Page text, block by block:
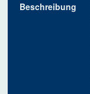
Beschreibung